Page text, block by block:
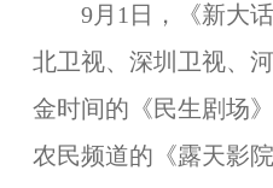
9月1日
，《新大
北卫视、深圳卫视、
金时间的《民生剧场
农民频道的《露天影